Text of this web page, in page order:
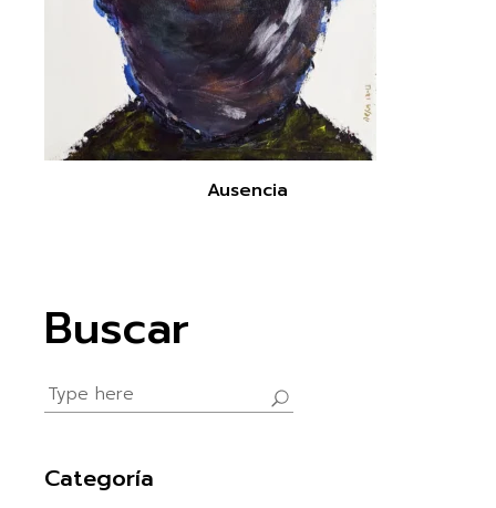
Ausencia
Buscar
Search
for:
Categoría